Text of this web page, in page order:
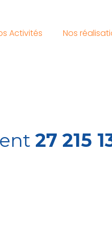
Activités Nos
27 215